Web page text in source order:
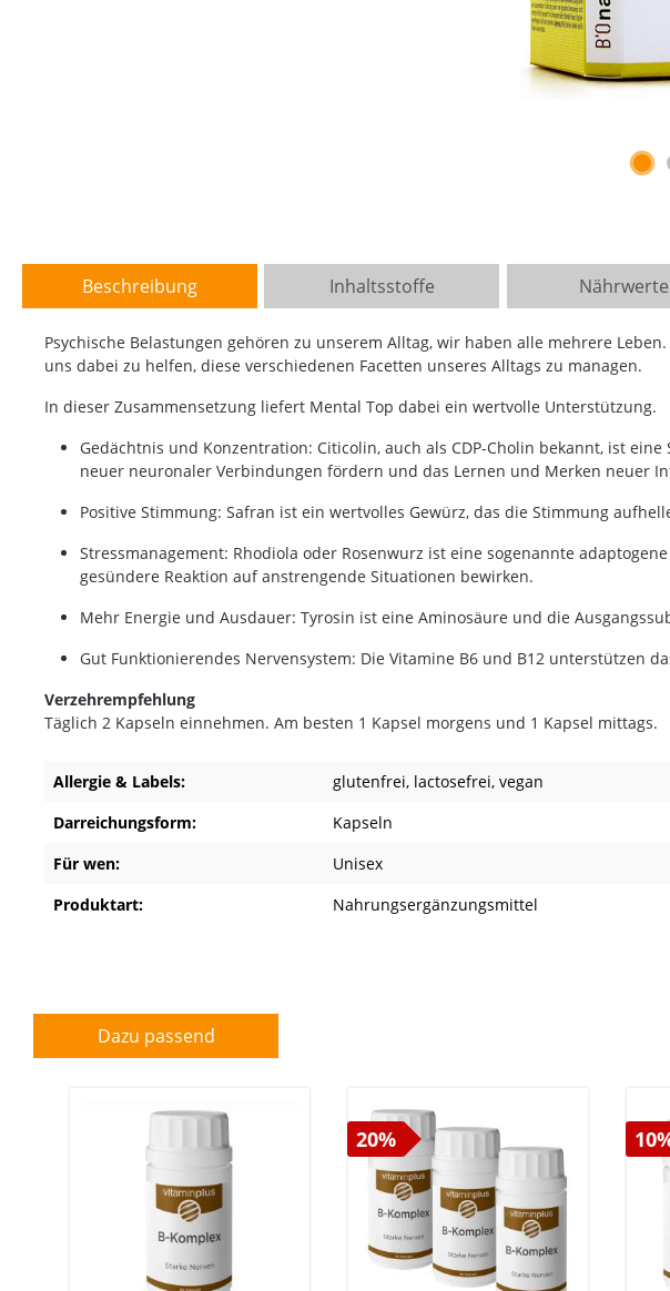
Beschreibung Inhaltsstoffe Nährwerte
Psychische Belastungen gehören zu unserem Alltag, wir haben alle mehrere
uns dabei zu helfen, diese verschiedenen Facetten unseres Alltags zu managen.
In dieser Zusammensetzung liefert Mental Top dabei ein wertvolle Unterstützung.
Gedächtnis und Konzentration: Citicolin, auch als CDP-Cholin bekannt, ist
neuer neuronaler Verbindungen fördern und das Lernen und Merken neuer
Positive Stimmung: Safran ist ein wertvolles Gewürz, das die Stimmung
Stressmanagement: Rhodiola oder Rosenwurz ist eine sogenannte
gesündere Reaktion auf anstrengende Situationen bewirken.
Mehr Energie und Ausdauer: Tyrosin ist eine Aminosäure und die
Gut Funktionierendes Nervensystem: Die Vitamine B6 und B12 unterstützen
Verzehrempfehlung
Täglich 2 Kapseln einnehmen. Am besten 1 Kapsel morgens und 1 Kapsel mittags.
Allergie & Labels: glutenfrei, lactosefrei, vegan
Darreichungsform:
Kapseln
Für wen:
Unisex
Produktart:
Nahrungsergänzungsmittel
Dazu passend
20%